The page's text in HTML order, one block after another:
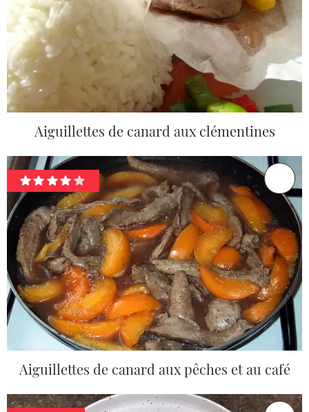
Aiguillettes de canard aux clémentines
Aiguillettes de canard aux pêches et au café